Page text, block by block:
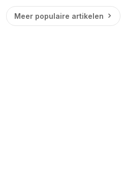
Meer populaire artikelen